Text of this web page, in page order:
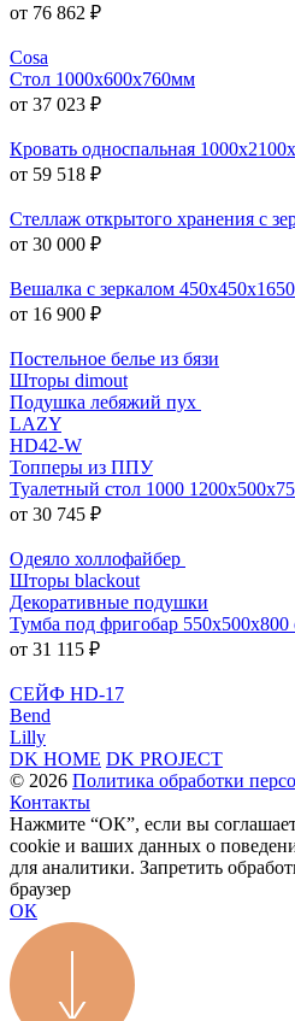
от 76 862 ₽
Cosa
Стол 1000х600х760мм
от 37 023 ₽
Кровать односпальная
от 59 518 ₽
Стеллаж открытого хранения с
от 30 000 ₽
Вешалка с зеркалом
от 16 900 ₽
Постельное белье из бязи
Шторы dimout
Подушка лебяжий пух
LAZY
HD42-W
Топперы из ППУ
Туалетный стол 1000
от 30 745 ₽
Одеяло холлофайбер
Шторы blackout
Декоративные подушки
Тумба под фригобар 550x500x800
от 31 115 ₽
СЕЙФ HD-17
Bend
Lilly
DK HOME DK PROJECT
© 2026 Политика обработки
Контакты
Нажмите “ОК”, если вы
cookie и ваших данных о
для аналитики. Запретить
браузер
ОК